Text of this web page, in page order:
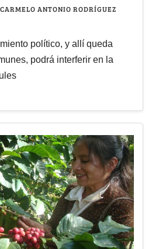
CARMELO ANTONIO RODRÍGUEZ
político, y allí queda
podrá interferir en la